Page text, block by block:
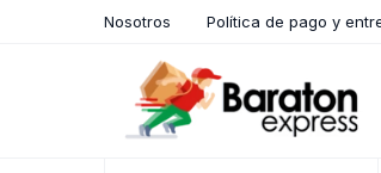
Nosotros Política de pago y